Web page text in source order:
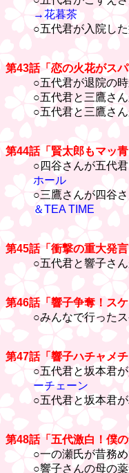
→花暮茶
○五代君が入院し
第43話「恋の火花がス
○五代君が退院の
○五代君と三鷹さ
○五代君と三鷹さ
第44話「賢太郎もマッ
○四谷さんが五代
ホール
○三鷹さんが四谷
＆TEA TIME
第45話「衝撃の重大発
○五代君と響子さ
第46話「響子争奪！ス
○みんなで行った
第47話「響子ハチャメ
○五代君と坂本君
ーチェーン
○五代君と坂本君
第48話「五代激白！僕
○一の瀬氏が昔務
○響子さんの母の